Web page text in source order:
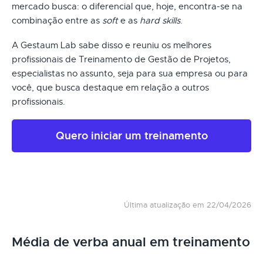
mercado busca: o diferencial que, hoje, encontra-se na
combinação entre as softe as hard skills.
A Gestaum Lab sabe disso e reuniu os melhores
profissionais de Treinamento de Gestão de Projetos,
especialistas no assunto, seja para sua empresa ou para
você, que busca destaque em relação a outros
profissionais.
Quero iniciar um treinamento
Última atualização em 22/04/2026
Média de verba anual em treinamento